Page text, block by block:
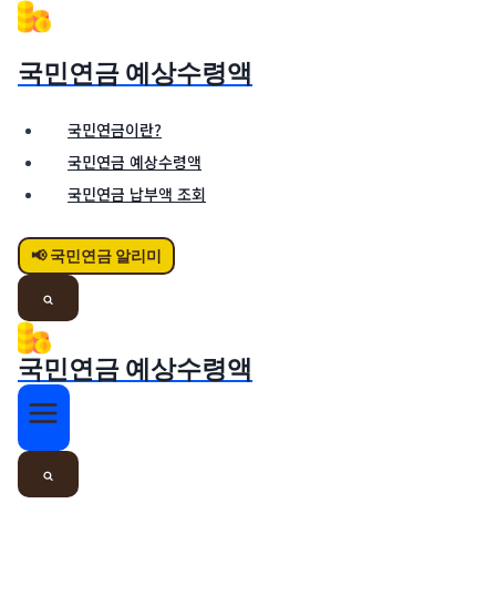
Skip
content
국민연금 예상수령액
국민연금이란?
국민연금 예상수령액
국민연금 납부액 조회
📢 국민연금 알리미
국민연금 예상수령액